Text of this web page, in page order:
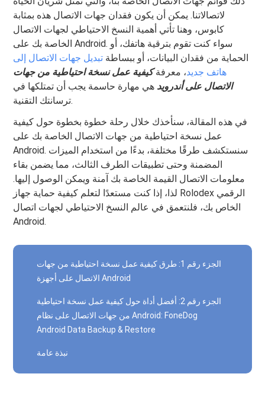
لاتصالاتنا. يمكن أن يكون فقدان جهات الاتصال هذه بمثابة
كابوس، وهنا تأتي أهمية النسخ الاحتياطي لجهات الاتصال
الخاصة بك على Android. سواء كنت تقوم بترقية هاتفك، أو
الحماية من فقدان البيانات، أو ببساطة تبديل جهات الاتصال إلى
هاتف جديد، معرفةكيفية عمل نسخة احتياطية من جهات
الاتصال على أندرويد هي مهارة حاسمة يجب أن تمتلكها في
ترسانتك التقنية.
في هذه المقالة، سنأخذك خلال رحلة خطوة بخطوة حول كيفية
عمل نسخة احتياطية من جهات الاتصال الخاصة بك على
Android. سنستكشف طرقًا مختلفة، بدءًا من استخدام الميزات
المضمنة وحتى تطبيقات الطرف الثالث، مما يضمن بقاء
معلومات الاتصال القيمة الخاصة بك آمنة ويمكن الوصول إليها.
لذا، إذا كنت مستعدًا لتعلم كيفية حماية جهاز Rolodex الرقمي
الخاص بك، فلنتعمق في عالم النسخ الاحتياطي لجهات اتصال
Android.
الجزء رقم 1: طرق كيفية عمل نسخة احتياطية من جهات
الاتصال على أجهزة Android
الجزء رقم 2: أفضل أداة حول كيفية عمل نسخة احتياطية
من جهات الاتصال على نظام Android: FoneDog
Android Data Backup & Restore
نبذة عامة